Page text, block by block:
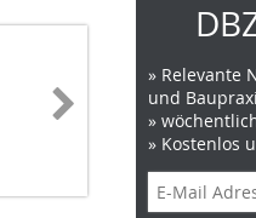
» Relevante
und
»
» Kostenlos